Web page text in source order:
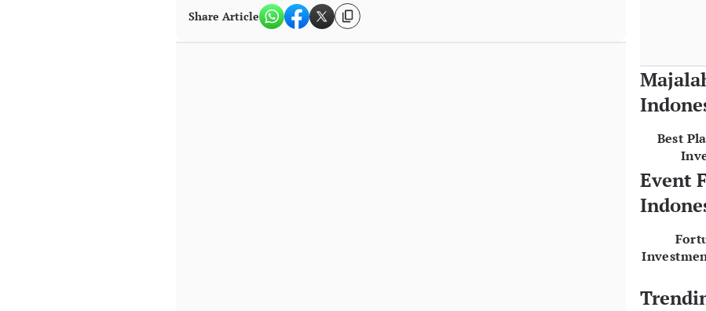
Share Article
Best
Event